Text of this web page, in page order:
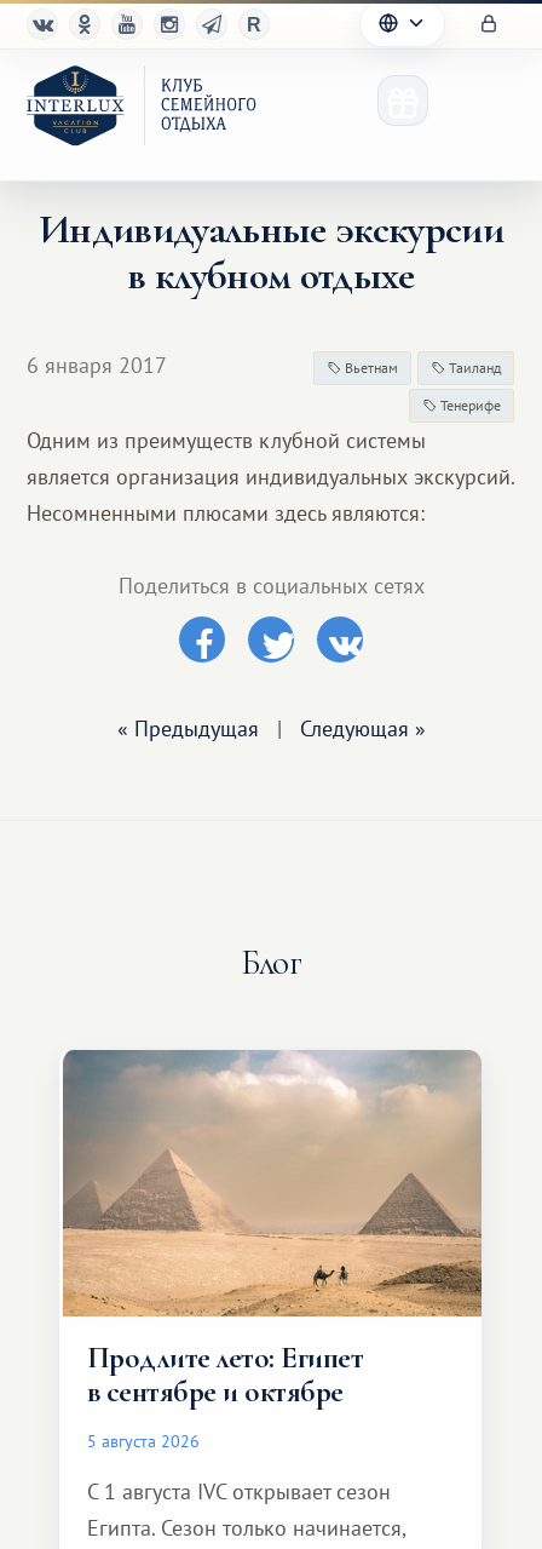
Благотворительность
Индивидуальные экскурсии
в клубном отдыхе
6 января 2017 Вьетнам Таиланд
Тенерифе
Одним из преимуществ клубной системы
является организация индивидуальных экскурсий.
Несомненными плюсами здесь являются:
Поделиться в социальных сетях
« Предыдущая | Следующая »
Блог
Продлите лето: Египет
в сентябре и октябре
5 августа 2026
С 1 августа IVC открывает сезон
Египта. Сезон только начинается,